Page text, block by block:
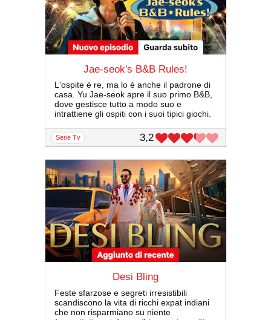
Jae-seok's B&B Rules!
L'ospite è re, ma lo è anche il padrone di
casa. Yu Jae-seok apre il suo primo B&B,
dove gestisce tutto a modo suo e
intrattiene gli ospiti con i suoi tipici giochi.
serie Tv 3,2
Desi Bling
Feste sfarzose e segreti irresistibili
scandiscono la vita di ricchi expat indiani
che non risparmiano su niente